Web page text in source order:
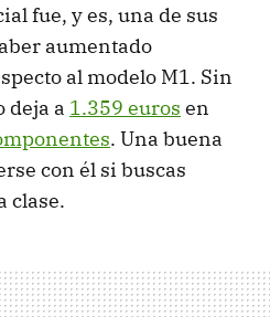
fue, y es, una de sus
aumentado
al modelo M1. Sin
deja a 1.359 euros en
. Una buena
con él si buscas
clase.